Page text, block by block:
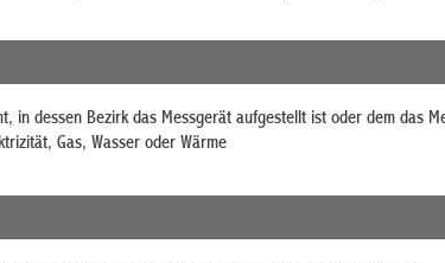
in dessen Bezirk das Messgerät aufgestellt ist oder dem das
Gas, Wasser oder Wärme